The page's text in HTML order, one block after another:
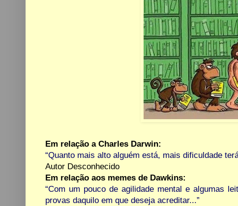
Em relação a Charles Darwin:
“Quanto mais alto alguém está, mais dificuldade
Autor Desconhecido
Em relação aos memes de Dawkins:
“Com um pouco de agilidade mental e algumas
provas daquilo em que deseja acreditar...”